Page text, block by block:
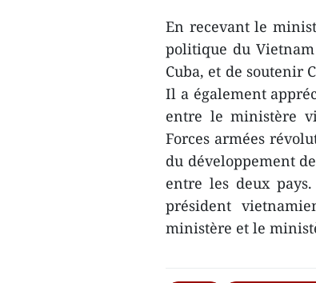
En recevant le
politique du
Cuba, et de soutenir
Il a également
entre le ministère
Forces armées
du développement
entre les deux
président
ministère et le